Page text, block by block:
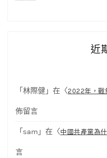
近
「 林際健 」在〈2022年，戰
佈留言
「 sam 」在〈中國共產黨為
言